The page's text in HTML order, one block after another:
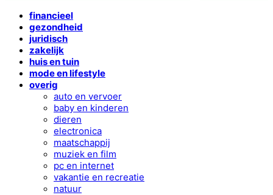
financieel
gezondheid
juridisch
zakelijk
huis en tuin
mode en lifestyle
overig
auto en vervoer
baby en kinderen
dieren
electronica
maatschappij
muziek en film
pc en internet
vakantie en recreatie
natuur